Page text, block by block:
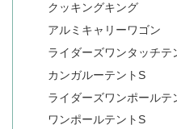
クッキングキング
アルミキャリーワゴン
ライダーズワンタッチテ
カンガルーテントS
ライダーズワンポールテ
ワンポールテントS